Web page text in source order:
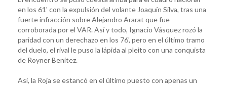
en los 61' con la expulsión del volante Joaquín Silva, tras una
fuerte infracción sobre Alejandro Ararat que fue
corroborada por el VAR. Así y todo, Ignacio Vásquez rozó la
paridad con un derechazo en los 76', pero en el último tramo
del duelo, el rival le puso la lápida al pleito con una conquista
de Royner Benítez.
Así, la Roja se estancó en el último puesto con apenas un